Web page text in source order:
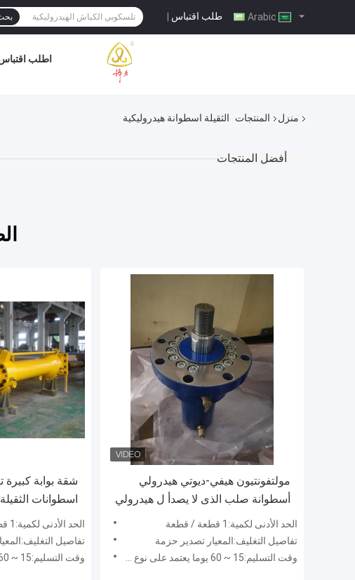
طلب اقتباس |
اطلب
منزل المنتجات الثقيلة اسطوانة هيدروليكية
أفضل المنتجات
شقة بوابة كبيرة
اسطوانات
1200 ملليمتر
الحد الأدنى لكمية:1 قطعة / قطعة
تفاصيل
وقت التسليم:15 ~ 60 يوما يعتمد على نوع المنتجات
مولتفونتيون هيفي-ديوتي هيدرولي
أسطوانة صلب الذى لا يصدأ ل هيدرولي
كومة سائق
الحد الأدنى لكمية:1 قطعة / قطعة
تفاصيل التغليف:المعيار تصدير حزمة
وقت التسليم:15 ~ 60 يوما يعتمد على نوع المنتجات